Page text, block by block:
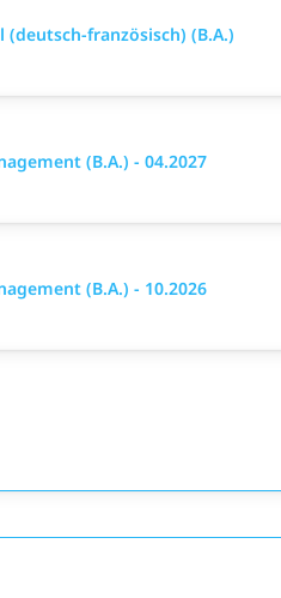
französisch) (B.A.)
(B.A.) - 04.2027
(B.A.) - 10.2026